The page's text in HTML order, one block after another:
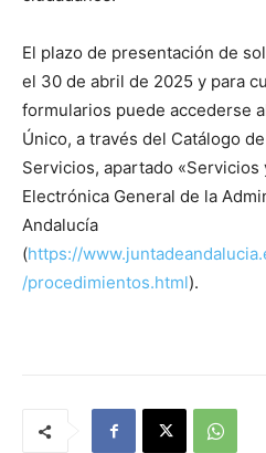
El plazo de presentación de
el 30 de abril de 2025 y para
formularios puede accederse
Único, a través del Catálogo
Servicios, apartado «Servicios
Electrónica General de la
Andalucía
(https://
/procedimientos.html).